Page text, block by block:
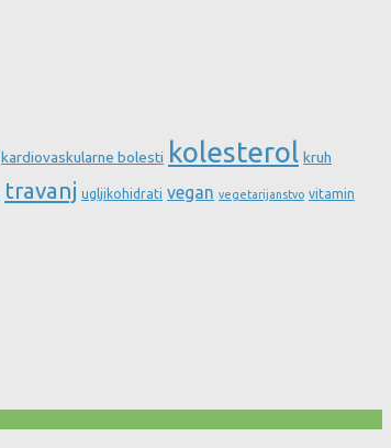
kardiovaskularne bolesti kolesterol kruh
travanj ugljikohidrati vegan vegetarijanstvo vitamin